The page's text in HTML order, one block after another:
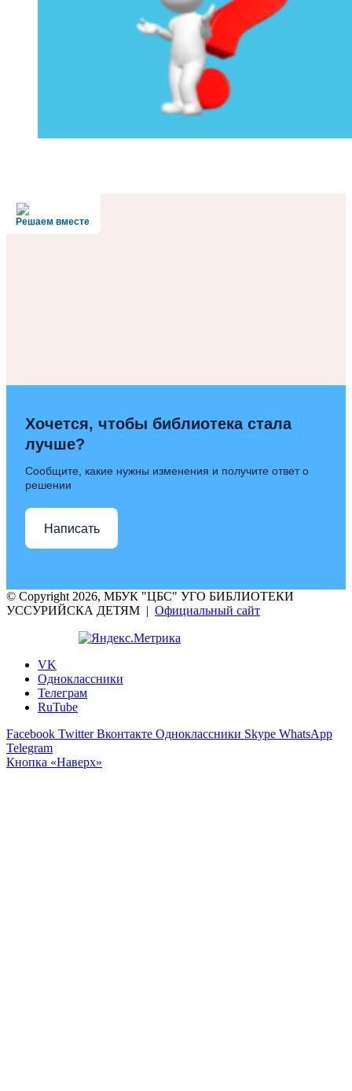
Решаем вместе
Хочется, чтобы библиотека стала
лучше?
Сообщите, какие нужны изменения и получите ответ о
решении
Написать
© Copyright 2026, МБУК "ЦБС" УГО БИБЛИОТЕКИ
УССУРИЙСКА ДЕТЯМ | Официальный сайт
VK
Одноклассники
Телеграм
RuTube
Facebook Twitter Вконтакте Одноклассники Skype WhatsApp
Telegram
Кнопка «Наверх»